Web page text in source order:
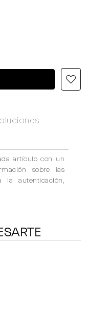
artículo con un
sobre las
la autenticación,